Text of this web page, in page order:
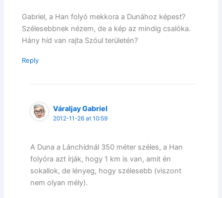
Gabriel, a Han folyó mekkora a Dunához képest?
Szélesebbnek nézem, de a kép az mindig csalóka.
Hány híd van rajta Szöul területén?
Reply
Váraljay Gabriel
2012-11-26 at 10:59
A Duna a Lánchídnál 350 méter széles, a Han
folyóra azt írják, hogy 1 km is van, amit én
sokallok, de lényeg, hogy szélesebb (viszont
nem olyan mély).